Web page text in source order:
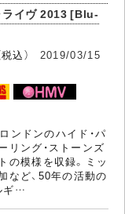
ライヴ 2013 [Blu-
込） 2019/03/15
ンドンのハイド・パ
リング・ストーンズ
の模様を収録。ミッ
など、50年の活動の
ギ…